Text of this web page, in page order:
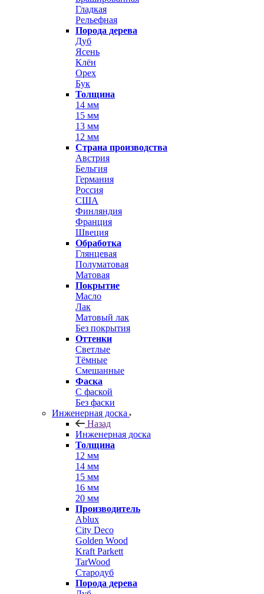
Гладкая
Рельефная
Порода дерева
Дуб
Ясень
Клён
Орех
Бук
Толщина
14 мм
15 мм
13 мм
12 мм
Страна производства
Австрия
Бельгия
Германия
Россия
США
Финляндия
Франция
Швеция
Обработка
Глянцевая
Полуматовая
Матовая
Покрытие
Масло
Лак
Матовый лак
Без покрытия
Оттенки
Светлые
Тёмные
Смешанные
Фаска
С фаской
Без фаски
Инженерная доска
Назад
Инженерная доска
Толщина
12 мм
14 мм
15 мм
16 мм
20 мм
Производитель
Ablux
City Deco
Golden Wood
Kraft Parkett
TarWood
Стародуб
Порода дерева